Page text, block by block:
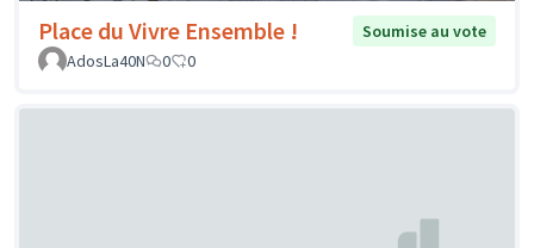
Place du Vivre Ensemble !
Soumise au vote
AdosLa40N
0 0